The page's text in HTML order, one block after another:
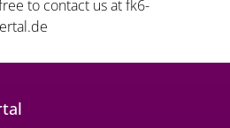
to contact us atfk6-